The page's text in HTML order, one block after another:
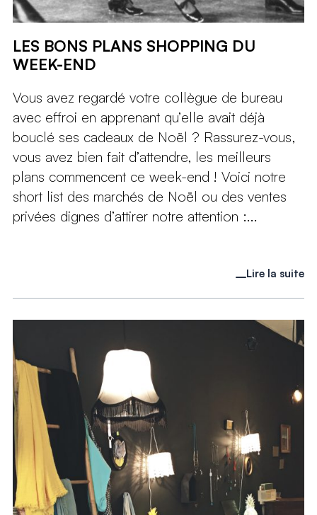
LES BONS PLANS SHOPPING DU
WEEK-END
Vous avez regardé votre collègue de bureau
avec effroi en apprenant qu’elle avait déjà
bouclé ses cadeaux de Noël ? Rassurez-vous,
vous avez bien fait d’attendre, les meilleurs
plans commencent ce week-end ! Voici notre
short list des marchés de Noël ou des ventes
privées dignes d’attirer notre attention :...
Lire la suite